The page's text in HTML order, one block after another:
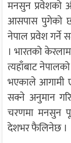
मनसुन प्रवेशको
आसपास पुगेको
नेपाल प्रवेश गर्ने
। भारतको
त्यहाँबाट
भएकाले आगामी
सक्ने अनुमान
चरणमा मनसुन
देशभर फैलिनेछ ।